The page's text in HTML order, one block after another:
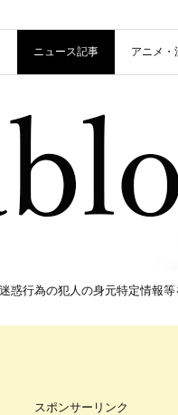
ニュース記事 アニメ・
行為の犯人の身元特定情報
スポンサーリンク